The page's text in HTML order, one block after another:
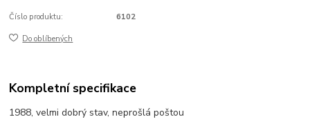
Číslo produktu: 6102
Do oblíbených
Kompletní specifikace
1988, velmi dobrý stav, neprošlá poštou